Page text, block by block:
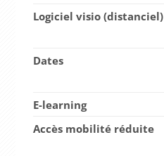
Logiciel visio (distanciel)
Dates
E-learning
Accès mobilité réduite